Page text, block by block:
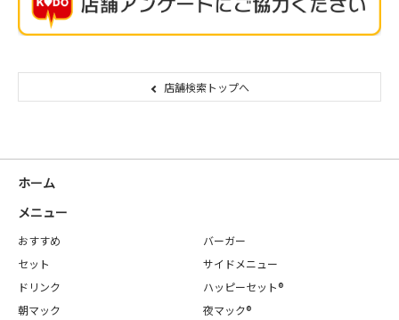
店舗検索トップへ
ホーム
メニュー
おすすめ
バーガー
セット
サイドメニュー
ドリンク
ハッピーセット®
朝マック
夜マック®